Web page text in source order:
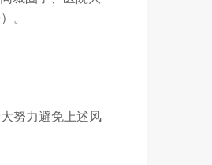
。
努力避免上述风